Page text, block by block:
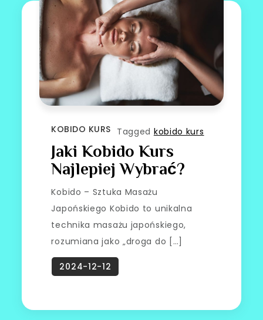
KOBIDO KURS Tagged kobido kurs
Jaki Kobido Kurs
Najlepiej Wybrać?
Kobido – Sztuka Masażu
Japońskiego Kobido to unikalna
technika masażu japońskiego,
rozumiana jako „droga do […]